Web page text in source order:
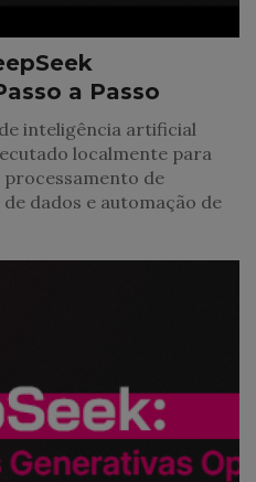
a Passo
inteligência artificial
localmente para
processamento de
dados e automação de